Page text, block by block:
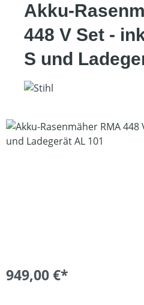
Akku-
448 V Set -
S und
Bildergalerie überspringen
949,00 €*